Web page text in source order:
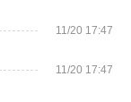
11/20 17:47
11/20 17:47